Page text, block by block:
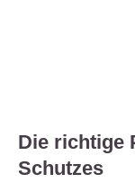
Die richtige
Schutzes